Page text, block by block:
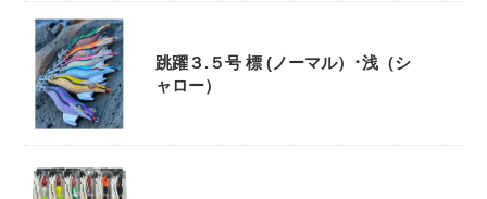
跳躍３.５号 標 (ノーマル）･浅（シ
ャロー）